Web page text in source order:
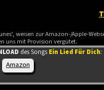
weisen zur Amazon-/Apple-
uns mit Provision vergütet.
des Songs Ein Lied Für Dich:
Amazon